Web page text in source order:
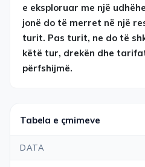
e eksploruar me një
jonë do të merret në një
turit. Pas turit, ne do të
këtë tur, drekën dhe
përfshijmë.
Tabela e çmimeve
DATA